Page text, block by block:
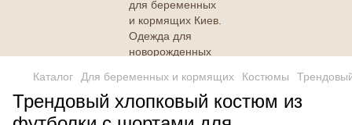
Каталог Для беременных и кормящих Костюмы
Трендовый хлопковый костюм из